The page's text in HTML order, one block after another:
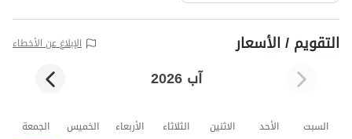
التقويم / الأسعار الإبلاغ عن الأخطاء
آب 2026
السبت الأحد الاثنين الثلاثاء الأربعاء الخميس الجمعة